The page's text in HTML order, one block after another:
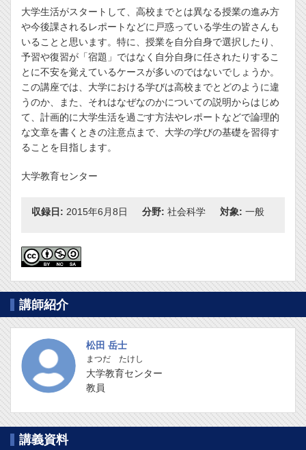
大学生活がスタートして、高校までとは異なる授業の進み方
や今後課されるレポートなどに戸惑っている学生の皆さんも
いることと思います。特に、授業を自分自身で選択したり、
予習や復習が「宿題」ではなく自分自身に任されたりするこ
とに不安を覚えているケースが多いのではないでしょうか。
この講座では、大学における学びは高校までとどのように違
うのか、また、それはなぜなのかについての説明からはじめ
て、計画的に大学生活を過ごす方法やレポートなどで論理的
な文章を書くときの注意点まで、大学の学びの基礎を習得す
ることを目指します。
大学教育センター
収録日: 2015年6月8日 分野: 社会科学 対象: 一般
講師紹介
松田 岳士
まつだ たけし
大学教育センター
教員
講義資料